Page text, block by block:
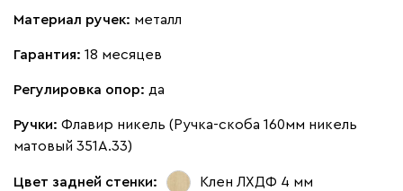
Материал ручек: металл
Гарантия: 18 месяцев
Регулировка опор: да
Ручки: Флавир никель (Ручка-скоба 160мм никель
матовый 351А.33)
Цвет задней стенки: Клен ЛХДФ 4 мм